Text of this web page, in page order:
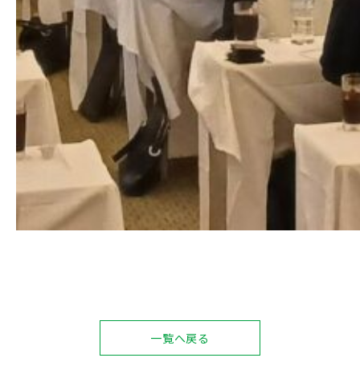
一覧へ戻る